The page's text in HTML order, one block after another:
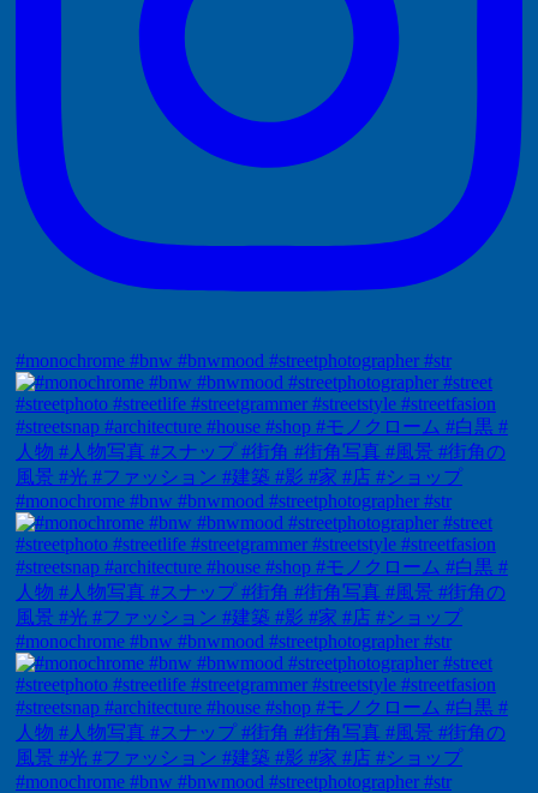
#monochrome #bnw #bnwmood #streetphotographer #str
#monochrome #bnw #bnwmood #streetphotographer #str
#monochrome #bnw #bnwmood #streetphotographer #str
#monochrome #bnw #bnwmood #streetphotographer #str